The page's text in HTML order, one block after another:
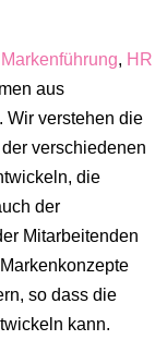
Markenführung, HR
aus
Wir verstehen die
verschiedenen
die
der
Mitarbeitenden
so dass die
kann.